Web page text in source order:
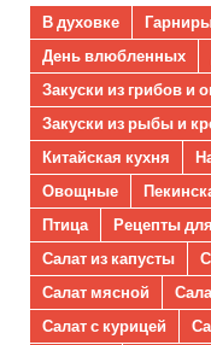
В духовке
День влюбленных
Закуски из грибов и
Закуски из рыбы и
Китайская кухня
Овощные
Птица
Рецепты
Салат из капусты
Салат мясной
Салат с курицей